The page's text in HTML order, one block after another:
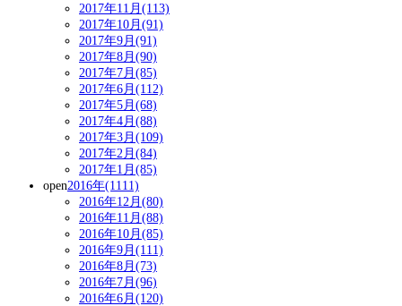
2017年11月(113)
2017年10月(91)
2017年9月(91)
2017年8月(90)
2017年7月(85)
2017年6月(112)
2017年5月(68)
2017年4月(88)
2017年3月(109)
2017年2月(84)
2017年1月(85)
open2016年(1111)
2016年12月(80)
2016年11月(88)
2016年10月(85)
2016年9月(111)
2016年8月(73)
2016年7月(96)
2016年6月(120)